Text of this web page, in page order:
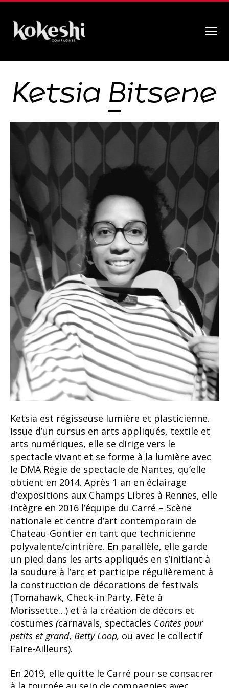
Kokeshi
Ketsia Bitsene
Ketsia est régisseuse lumière et plasticienne.
Issue d’un cursus en arts appliqués, textile et
arts numériques, elle se dirige vers le
spectacle vivant et se forme à la lumière avec
le DMA Régie de spectacle de Nantes, qu’elle
obtient en 2014. Après 1 an en éclairage
d’expositions aux Champs Libres à Rennes, elle
intègre en 2016 l’équipe du Carré – Scène
nationale et centre d’art contemporain de
Chateau-Gontier en tant que technicienne
polyvalente/cintrière. En parallèle, elle garde
un pied dans les arts appliqués en s’initiant à
la soudure à l’arc et participe régulièrement à
la construction de décorations de festivals
(Tomahawk, Check-in Party, Fête à
Morissette…) et à la création de décors et
costumes (carnavals, spectacles Contes pour
petits et grand, Betty Loop, ou avec le collectif
Faire-Ailleurs).
En 2019, elle quitte le Carré pour se consacrer